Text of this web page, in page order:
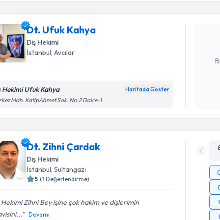
Dt. Ufuk Kahya
Diş Hekimi
İstanbul, Avcılar
Hekimi Ufuk Kahya Haritada Göster
Mah. KatipAhmet Sok. No:2 Daire :1
Dt. Zihni Çardak
Diş Hekimi
İstanbul, Sultangazi
5 (1 Değerlendirme)
Hekimi Zihni Bey işine çok hakim ve dişlerimin
Devamı